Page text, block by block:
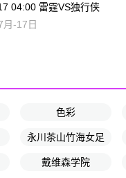
04:00 雷霆VS独行侠
月-17日
色彩
永川茶山竹海女足
戴维森学院